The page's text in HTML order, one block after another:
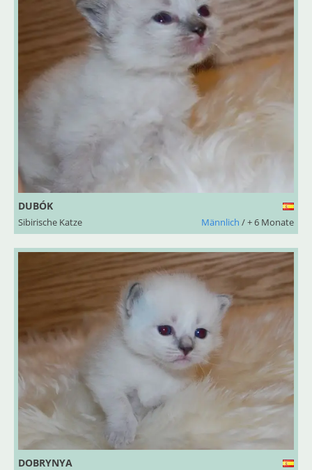
DUBÓK
Sibirische Katze Männlich / + 6 Monate
DOBRYNYA